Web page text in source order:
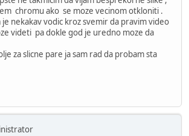
chromu ako se moze vecinom otkloniti .
nekakav vodic kroz svemir da pravim video
videti pa dokle god je uredno moze da
za slicne pare ja sam rad da probam sta